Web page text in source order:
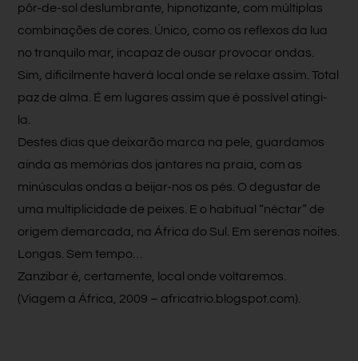
pôr-de-sol deslumbrante, hipnotizante, com múltiplas
combinações de cores. Único, como os reflexos da lua
no tranquilo mar, incapaz de ousar provocar ondas.
Sim, dificilmente haverá local onde se relaxe assim. Total
paz de alma. É em lugares assim que é possível atingi-
la.
Destes dias que deixarão marca na pele, guardamos
ainda as memórias dos jantares na praia, com as
minúsculas ondas a beijar-nos os pés. O degustar de
uma multiplicidade de peixes. E o habitual “néctar” de
origem demarcada, na África do Sul. Em serenas noites.
Longas. Sem tempo…
Zanzibar é, certamente, local onde voltaremos.
(Viagem a África, 2009 – africatrio.blogspot.com)